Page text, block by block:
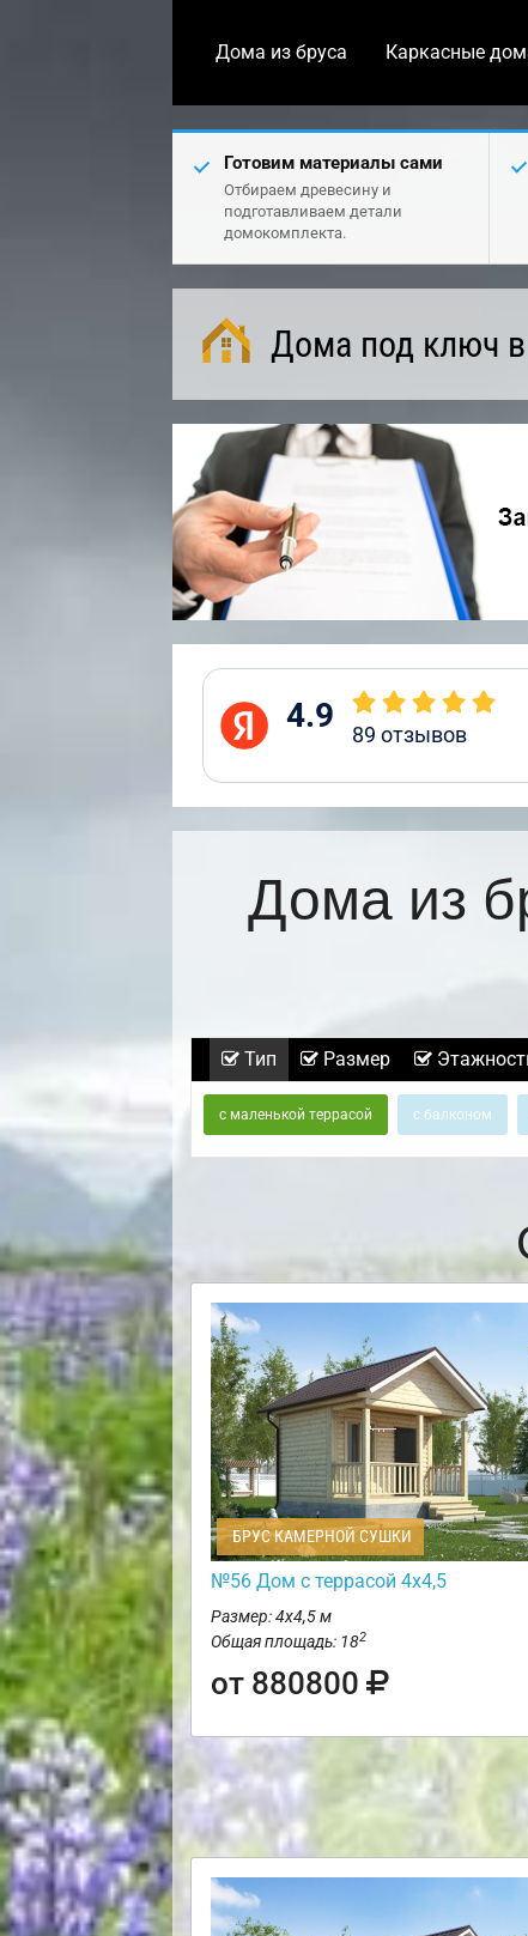
Дома из бруса Каркасные
Готовим материалы сами
Отбираем древесину и
подготавливаем детали
домокомплекта.
Дома под ключ
4.9 89 отзывов
Дома из
Тип Размер
с маленькой террасой с балконом
БРУС КАМЕРНОЙ СУШКИ
№56 Дом с террасой 4х4,5
Размер: 4х4,5 м
Общая площадь: 182
от 880800